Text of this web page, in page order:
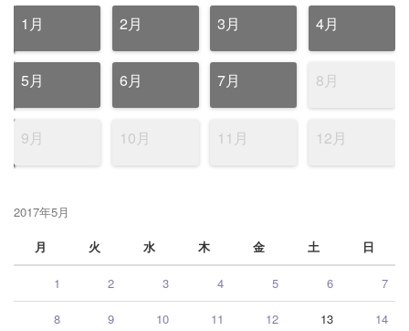
1月 2月 3月 4月
5月 6月 7月 8月
9月 10月 11月 12月
2017年5月
月
火 水 木 金 土 日
1 2 3 4 5 6 7
8 9 10 11 12 13 14